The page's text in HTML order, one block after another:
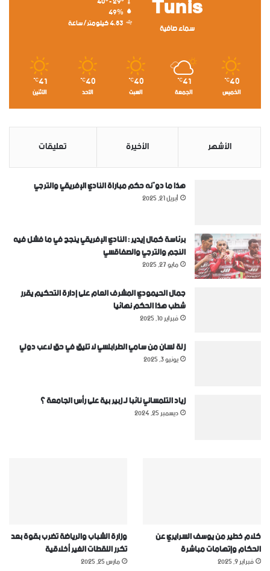
سماء صافية
49%
4.83 كيلومتر/ساعة
40
℃
الخميس
41
℃
الجمعة
40
℃
السبت
40
℃
الأحد
41
℃
الأثنين
الأشهر الأخيرة تعليقات
هذا ما دوّنه حكم مباراة النادي الإفريقي والترجي
أبريل 21, 2025
برئاسة كمال إيدير : النادي الإفريقي ينجح في ما فشل فيه
النجم والترجي والصفاقسي
مايو 27, 2025
جمال الحيمودي المشرف العام على إدارة التحكيم يقرر
شطب هذا الحكم نهائيا
فبراير 10, 2025
زلة لسان من سامي الطرابلسي لا تليق في حق لاعب دولي
يونيو 3, 2025
زياد التلمساني نائبا لـ زبير بية على رأس الجامعة ؟
ديسمبر 25, 2024
كلام خطير من يوسف السرايري عن
الحكام وإتهامات مباشرة
فبراير 9, 2025
وزارة الشباب والرياضة تضرب بقوة بعد
تكرر اللقطات الغير أخلاقية
مارس 25, 2025